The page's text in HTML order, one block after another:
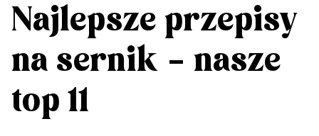
Najlepsze przepisy
na sernik – nasze
top 11